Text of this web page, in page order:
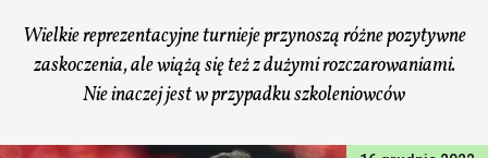
Wielkie reprezentacyjne turnieje przynoszą różne pozytywne
zaskoczenia, ale wiążą się też z dużymi rozczarowaniami.
Nie inaczej jest w przypadku szkoleniowców